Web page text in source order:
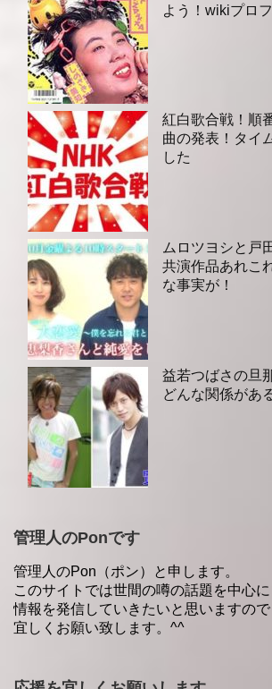
よう！wikiプロ
紅白歌合戦！順
曲の発表！タイ
した
ムロツヨシと戸
共演作品あれこ
な事実が！
益若つばさの旦
どんな関係があ
管理人のPonです
管理人のPon（ポン）と申します。
このサイトでは世間の噂の話題を中心に
情報を発信していきたいと思いますので
宜しくお願い致します。^^